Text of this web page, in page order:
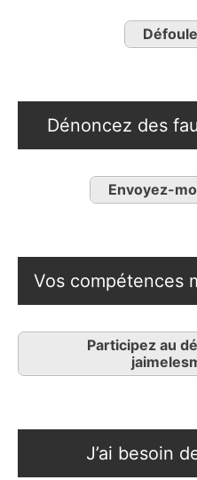
Dénoncez des
Envoyez-
Vos compétences
Participez au
J’ai besoin